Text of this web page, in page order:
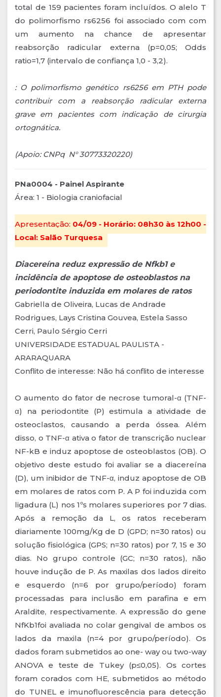
total de 159 pacientes foram incluídos. O alelo T
do polimorfismo rs6256 foi associado com com
um aumento na chance de apresentar
reabsorção radicular externa (p=0,05; Odds
ratio=1,7 (intervalo de confiança 1,0 - 3,2).
: O polimorfismo genético rs6256 em PTH pode
contribuir com a reabsorção radicular externa
grave em pacientes com indicação de cirurgia
ortognática.
(Apoio: CNPq N° 30773320220)
PNa0004 - Painel Aspirante
Área: 1 - Biologia craniofacial
Apresentação: 04/09 - Horário: 08h30 às 12h00 -
Local: Salão Turquesa
Diacereína reduz expressão de Nfkb1 e
incidência de apoptose de osteoblastos na
periodontite induzida em molares de ratos
Gabriella de Oliveira, Lucas de Andrade
Rodrigues, Lays Cristina Gouvea, Estela Sasso
Cerri, Paulo Sérgio Cerri
UNIVERSIDADE ESTADUAL PAULISTA -
ARARAQUARA
Conflito de interesse: Não há conflito de interesse
O aumento do fator de necrose tumoral-α (TNF-
α) na periodontite (P) estimula a atividade de
osteoclastos, causando a perda óssea. Além
disso, o TNF-α ativa o fator de transcrição nuclear
NF-kB e induz apoptose de osteoblastos (OB). O
objetivo deste estudo foi avaliar se a diacereína
(D), um inibidor de TNF-α, induz apoptose de OB
em molares de ratos com P. A P foi induzida com
ligadura (L) nos 1ºs molares superiores por 7 dias.
Após a remoção da L, os ratos receberam
diariamente 100mg/Kg de D (GPD; n=30 ratos) ou
solução fisiológica (GPS; n=30 ratos) por 7, 15 e 30
dias. No grupo controle (GC; n=30 ratos), não
houve indução de P. As maxilas dos lados direito
e esquerdo (n=6 por grupo/período) foram
processadas para inclusão em parafina e em
Araldite, respectivamente. A expressão do gene
NfKb1foi avaliada no colar gengival de ambos os
lados da maxila (n=4 por grupo/período). Os
dados foram submetidos ao one- way ou two-way
ANOVA e teste de Tukey (p≤0,05). Os cortes
foram corados com HE, submetidos ao método
do TUNEL e imunofluorescência para detecção